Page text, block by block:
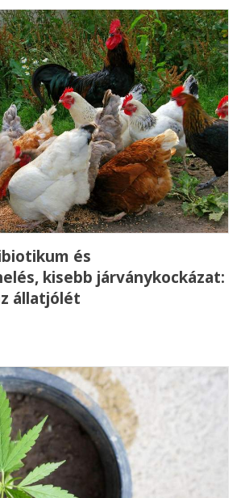
és
kisebb járványkockázat:
állatjólét